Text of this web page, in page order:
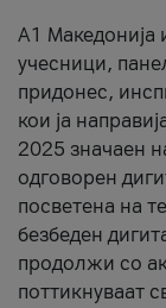
А1 Македонија
учесници,
придонес,
кои ја
2025 значаен
одговорен
посветена на
безбеден
продолжи со
поттикнуваат